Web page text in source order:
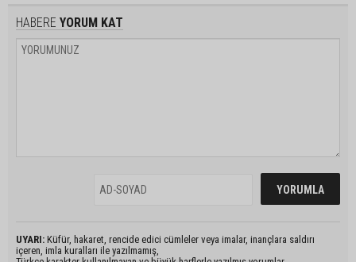
HABERE YORUM KAT
UYARI: Küfür, hakaret, rencide edici cümleler veya imalar, inançlara saldırı
içeren, imla kuralları ile yazılmamış,